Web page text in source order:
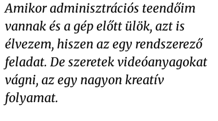
Amikor adminisztrációs teendőim
vannak és a gép előtt ülök, azt is
élvezem, hiszen az egy rendszerező
feladat. De szeretek videóanyagokat
vágni, az egy nagyon kreatív
folyamat.